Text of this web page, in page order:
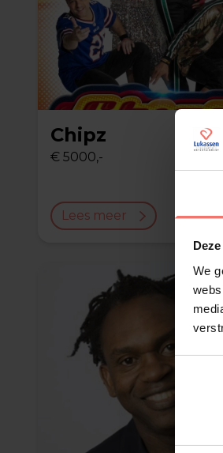
We
Chipz
€ 5000,-
Lees meer